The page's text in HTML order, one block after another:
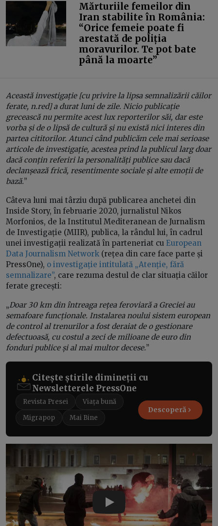
Mărturiile femeilor din
Iran stabilite în România:
“Orice femeie poate fi
arestată de poliția
moravurilor. Te pot bate
până la moarte”
Această investigație [cu privire la lipsa semnalizării căilor
ferate, n.red] a durat luni de zile. Nicio publicație
grecească nu permite acest lux reporterilor săi, dar este
vorba și de o lipsă de cultură și nu există nici interes din
partea cititorilor. Atunci când publicăm cele mai serioase
articole de investigație, acestea prind la publicul larg doar
dacă conțin referiri la personalități publice sau dacă
declanșează frică, resentimente sociale și alte emoții de
bază.”
Câteva luni mai târziu după publicarea anchetei din
Inside Story, în februarie 2020, jurnalistul Nikos
Morfonios, de la Institutul Mediteranean de Jurnalism
de Investigație (MIIR), publica, la rândul lui, în cadrul
unei investigații realizată în parteneriat cu European
Data Journalism Network (rețea din care face parte și
PressOne), o investigație intitulată „Atenție, fără
semnalizare”, care rezuma destul de clar situația căilor
ferate grecești:
„Doar 30 km din întreaga rețea feroviară a Greciei au
semafoare funcționale. Instalarea noului sistem european
de control al trenurilor a fost deraiat de o gestionare
defectuoasă, cu costul a zeci de milioane de euro din
fonduri publice și al mai multor decese.”
Citește știrile dimineții cu
Newsletterele PressOne
Revista Presei
Viața bună
Migrapop
Mai Bine
Descoperă
Play